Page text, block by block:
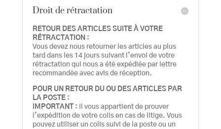
Droit de rétractation
RETOUR DES ARTICLES SUITE À VOTRE
RÉTRACTATION :
Vous devez nous retourner les articles au plus
tard dans les 14 jours suivant l’envoi de votre
rétractation qui nous a été expédiée par lettre
recommandée avec avis de réception.
POUR UN RETOUR DU OU DES ARTICLES PAR
LA POSTE :
IMPORTANT : Il vous appartient de prouver
l’expédition de votre colis en cas de litige. Vous
pouvez utiliser un colis suivi de la poste ou un